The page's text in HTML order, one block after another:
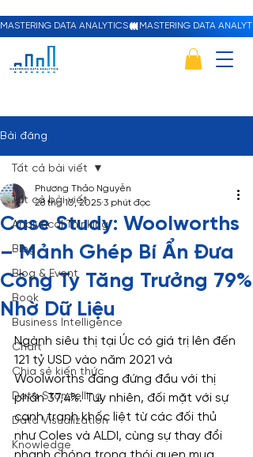
MASTERING DATA ANALYTICS
Bài đăng
Tất cả bài viết
Analytical Thinking
Blog
Blog & Event
Book
Business Intelligence
Chart
Chia sẻ kiến thức
Data Storytelling
Data Visualization
Knowledge
Tất cả bài viết
Case Study: Woolworths
– Mảnh Ghép Bí Ẩn Đưa
Công Ty Tăng Trưởng 79%
Nhờ Dữ Liệu
Phương Thảo Nguyễn
28 thg 10, 2025 3 phút đọc
Ngành siêu thị tại Úc có giá trị lên đến
121 tỷ USD vào năm 2021 và
Woolworths đang đứng đầu với thị
phần 37,4%. Tuy nhiên, đối mặt với sự
cạnh tranh khốc liệt từ các đối thủ
như Coles và ALDI, cùng sự thay đổi